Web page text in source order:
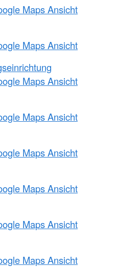
Maps Ansicht
Maps Ansicht
Maps Ansicht
Maps Ansicht
Maps Ansicht
Maps Ansicht
Maps Ansicht
Maps Ansicht